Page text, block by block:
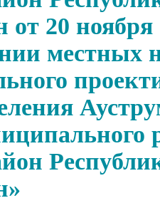
от 20
местных